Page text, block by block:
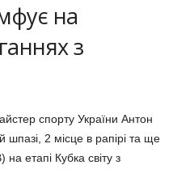
на
з
спорту України Антон
шпазі, 2 місце в рапірі та ще
на етапі Кубка світу з